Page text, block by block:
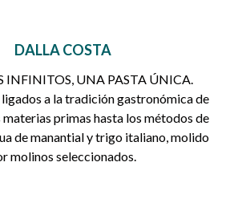
DALLA COSTA
INFINITOS, UNA PASTA ÚNICA.
a la tradición gastronómica de
materias primas hasta los métodos de
de manantial y trigo italiano, molido
molinos seleccionados.